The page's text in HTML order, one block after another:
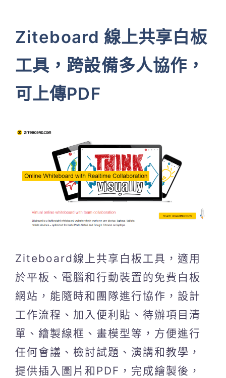
Ziteboard 線上共享白板
工具，跨設備多人協作，
可上傳PDF
Ziteboard線上共享白板工具，適用
於平板、電腦和行動裝置的免費白板
網站，能隨時和團隊進行協作，設計
工作流程、加入便利貼、待辦項目清
單、繪製線框、畫模型等，方便進行
任何會議、檢討試題、演講和教學，
提供插入圖片和PDF，完成繪製後，